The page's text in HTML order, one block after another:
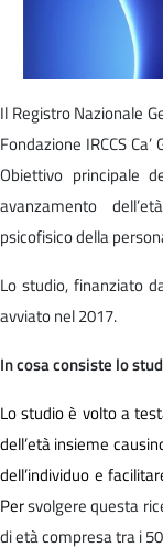
Il Registro Nazionale
Fondazione IRCCS
Obiettivo principale
avanzamento
psicofisico della
Lo studio, finanziato
avviato nel 2017.
In cosa consiste lo
Lo studio è volto a
dell’età insieme
dell’individuo e
Persvolgere questa
di età compresa tra i